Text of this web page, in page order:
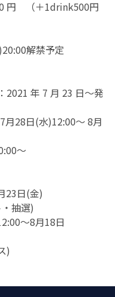
円 （＋1drink500円
解禁予定
2021 年 7 月 23 日～発
月28日(水)12:00～ 8月
～
23日(金)
抽選)
〜8月18日
)